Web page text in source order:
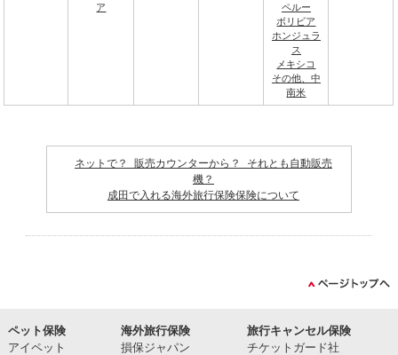
ア
ペルー
ボリビア
ホンジュラ
ス
メキシコ
その他、中
南米
ネットで？ 販売カウンターから？ それとも自動販売
機？
成田で入れる海外旅行保険保険について
ペット保険
アイペット
海外旅行保険
損保ジャパン
旅行キャンセル保険
チケットガード社